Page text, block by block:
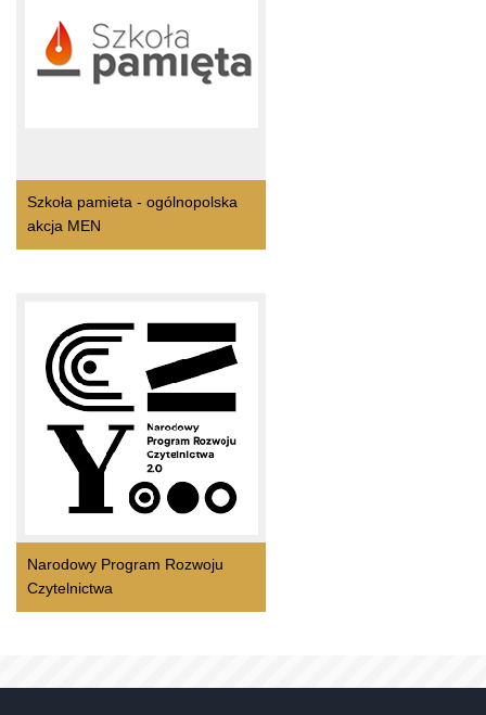
Szkoła pamieta - ogólnopolska
akcja MEN
Narodowy Program Rozwoju
Czytelnictwa